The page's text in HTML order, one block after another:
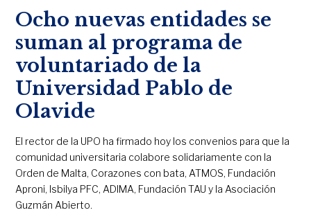
Ocho nuevas entidades se
suman al programa de
voluntariado de la
Universidad Pablo de
Olavide
El rector de la UPO ha firmado hoy los convenios para que la
comunidad universitaria colabore solidariamente con la
Orden de Malta, Corazones con bata, ATMOS, Fundación
Aproni, Isbilya PFC, ADIMA, Fundación TAU y la Asociación
Guzmán Abierto.